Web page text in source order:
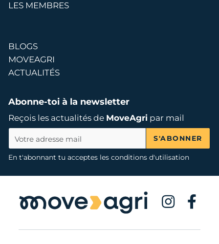
LES MEMBRES
BLOGS
MOVEAGRI
ACTUALITÉS
Abonne-toi à la newsletter
Reçois les actualités de MoveAgripar mail
S'ABONNER
En t'abonnant tu acceptes les conditions d'utilisation